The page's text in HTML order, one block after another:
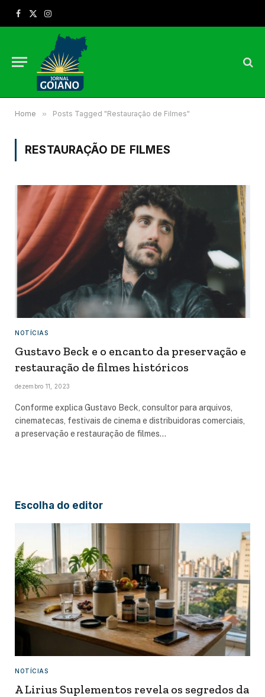
Facebook
X
Instagram
Home » Posts Tagged "Restauração de Filmes"
RESTAURAÇÃO DE FILMES
NOTÍCIAS
Gustavo Beck e o encanto da preservação e
restauração de filmes históricos
dezembro 11, 2023
Conforme explica Gustavo Beck, consultor para arquivos,
cinematecas, festivais de cinema e distribuidoras comerciais,
a preservação e restauração de filmes…
Escolha do editor
NOTÍCIAS
A Lirius Suplementos revela os segredos da